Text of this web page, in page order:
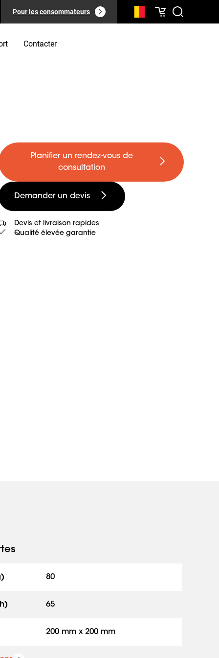
Pour les consommateurs
Contacter
Planifier un rendez-vous de
consultation
Demander un devis
Devis et livraison rapides
Qualité élevée garantie
80
65
200 mm x 200 mm